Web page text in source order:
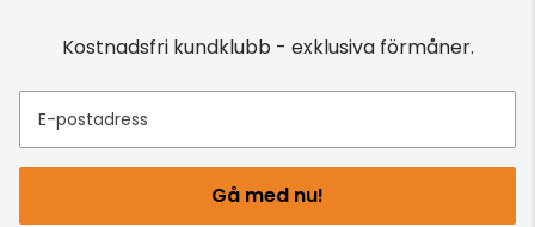
Kostnadsfri kundklubb - exklusiva förmåner.
E-postadress
Gå med nu!